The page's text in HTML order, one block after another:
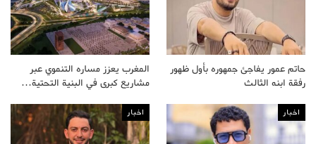
حاتم عمور يفاجئ جمهوره بأول ظهور
رفقة ابنه الثالث
المغرب يعزز مساره التنموي عبر
مشاريع كبرى في البنية التحتية…
اخبار اخبار